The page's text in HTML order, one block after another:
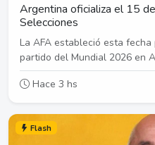
Argentina oficializa el 15
Selecciones
La AFA estableció esta
partido del Mundial 2026 en
Hace 3 hs
Flash